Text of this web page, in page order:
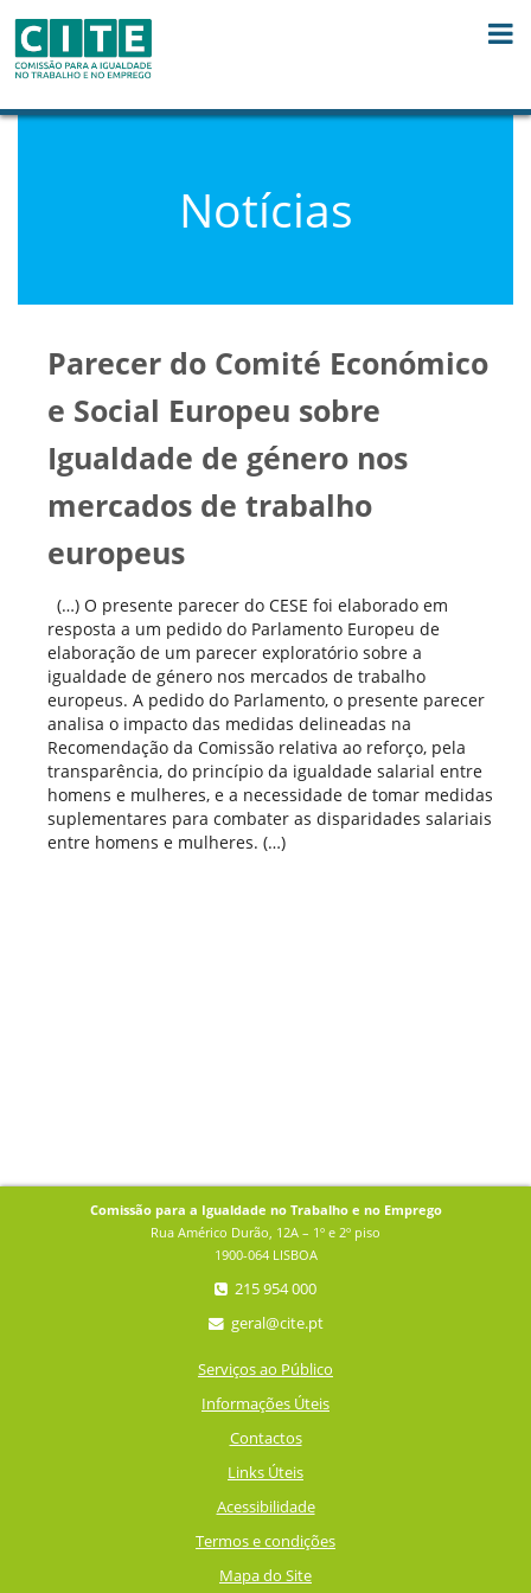
Notícias
Parecer do Comité Económico
e Social Europeu sobre
Igualdade de género nos
mercados de trabalho
europeus
(…) O presente parecer do CESE foi elaborado em
resposta a um pedido do Parlamento Europeu de
elaboração de um parecer exploratório sobre a
igualdade de género nos mercados de trabalho
europeus. A pedido do Parlamento, o presente parecer
analisa o impacto das medidas delineadas na
Recomendação da Comissão relativa ao reforço, pela
transparência, do princípio da igualdade salarial entre
homens e mulheres, e a necessidade de tomar medidas
suplementares para combater as disparidades salariais
entre homens e mulheres. (…)
Comissão para a Igualdade no Trabalho e no Emprego
Rua Américo Durão, 12A – 1º e 2º piso
1900-064 LISBOA
215 954 000
geral@cite.pt
Serviços ao Público
Informações Úteis
Contactos
Links Úteis
Acessibilidade
Termos e condições
Mapa do Site